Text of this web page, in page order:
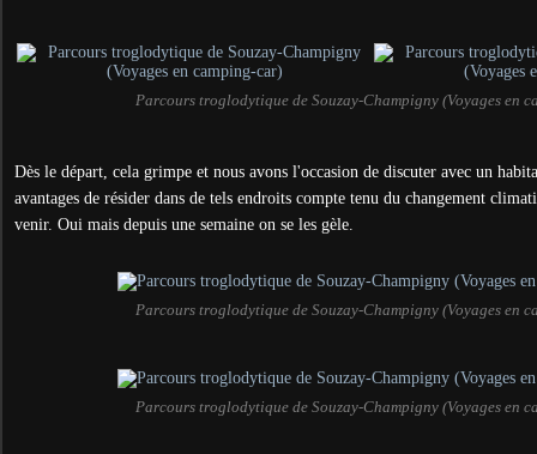
Parcours troglodytique de Souzay-Champigny (Voyages en
Dès le départ, cela grimpe et nous avons l'occasion de discuter avec un
avantages de résider dans de tels endroits compte tenu du changement
venir. Oui mais depuis une semaine on se les gèle.
Parcours troglodytique de Souzay-Champigny (Voyages en
Parcours troglodytique de Souzay-Champigny (Voyages en